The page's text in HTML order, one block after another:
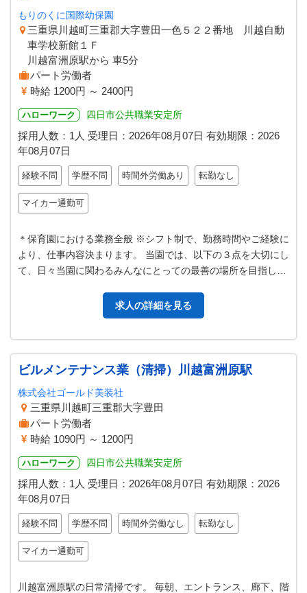
もりのくに国際幼保園
三重県川越町三重郡大字豊田一色５２２番地 川越自動
車学校新館１Ｆ
川越富洲原駅から 車5分
パート労働者
時給 1200円 ～ 2400円
ハローワーク 四日市公共職業安定所
採用人数：1人 受理日： 2026年08月07日 有効期限： 2026
年08月07日
経験不問 学歴不問 時間外労働あり 転勤なし
マイカー通勤可
＊保育園における業務全般 ※シフト制で、勤務時間やご経験に
より、仕事内容決まります。 当園では、以下の３点を大切にし
て、日々当園に関わるみんなにとっての最善の場所を目指し
求人の詳細を見る
ビルメンテナンス業（清掃）川越富洲原駅
株式会社ゴールド美装社
三重県川越町三重郡大字豊田
パート労働者
時給 1090円 ～ 1200円
ハローワーク 四日市公共職業安定所
採用人数：1人 受理日： 2026年08月07日 有効期限： 2026
年08月07日
経験不問 学歴不問 時間外労働なし 転勤なし
マイカー通勤可
川越富洲原駅の日常清掃です。 毎朝、エントランス、廊下、階